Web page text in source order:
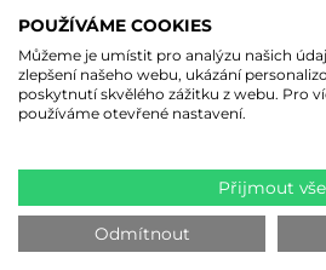
podporu, vylepšené zabezpečení a
Displej:Obě zařízení jsou vybavena
který je odolný vůči poškrábání a
přichází s pokročilejším ovládáním
venku, takže zůstává dobře čitelný i
rychlejší, stabilnější a spolehlivější
síťových prostředích. Zebra
Bluetooth 5.1, která poskytuje
dosah. Modely Zebra MC3450 jsou
POUŽÍVÁME COOKIES
Můžeme je umístit pro analýzu našich
zlepšení našeho webu, ukázání
poskytnutí skvělého zážitku z webu. Pro
používáme otevřené nastavení.
Přijmout vše
Odmítnout